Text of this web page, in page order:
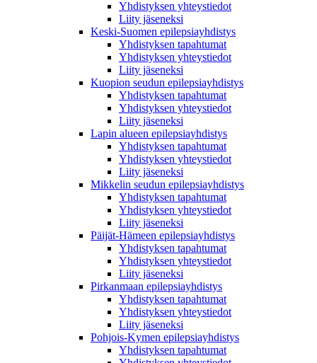
Yhdistyksen yhteystiedot
Liity jäseneksi
Keski-Suomen epilepsiayhdistys
Yhdistyksen tapahtumat
Yhdistyksen yhteystiedot
Liity jäseneksi
Kuopion seudun epilepsiayhdistys
Yhdistyksen tapahtumat
Yhdistyksen yhteystiedot
Liity jäseneksi
Lapin alueen epilepsiayhdistys
Yhdistyksen tapahtumat
Yhdistyksen yhteystiedot
Liity jäseneksi
Mikkelin seudun epilepsiayhdistys
Yhdistyksen tapahtumat
Yhdistyksen yhteystiedot
Liity jäseneksi
Päijät-Hämeen epilepsiayhdistys
Yhdistyksen tapahtumat
Yhdistyksen yhteystiedot
Liity jäseneksi
Pirkanmaan epilepsiayhdistys
Yhdistyksen tapahtumat
Yhdistyksen yhteystiedot
Liity jäseneksi
Pohjois-Kymen epilepsiayhdistys
Yhdistyksen tapahtumat